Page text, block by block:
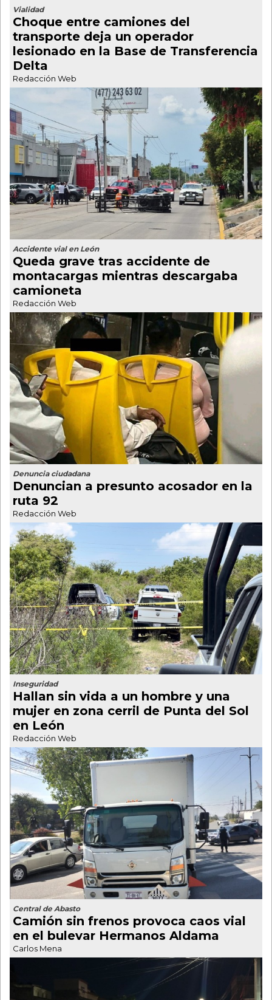
Vialidad
Choque entre camiones del
transporte deja un operador
lesionado en la Base de Transferencia
Delta
Redacción Web
Accidente vial en León
Queda grave tras accidente de
montacargas mientras descargaba
camioneta
Redacción Web
Denuncia ciudadana
Denuncian a presunto acosador en la
ruta 92
Redacción Web
Inseguridad
Hallan sin vida a un hombre y una
mujer en zona cerril de Punta del Sol
en León
Redacción Web
Central de Abasto
Camión sin frenos provoca caos vial
en el bulevar Hermanos Aldama
Carlos Mena